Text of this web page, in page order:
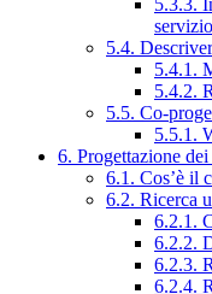
5.3.3.
servizio
5.4.
5.4.1.
5.4.2.
5.5. Co-
5.5.1.
6. Progettazione
6.1. Cos’è il
6.2. Ricerca
6.2.1.
6.2.2.
6.2.3.
6.2.4.